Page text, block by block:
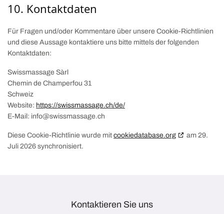
10. Kontaktdaten
Für Fragen und/oder Kommentare über unsere Cookie-Richtlinien
und diese Aussage kontaktiere uns bitte mittels der folgenden
Kontaktdaten:
Swissmassage Sàrl
Chemin de Champerfou 31
Schweiz
Website: https://swissmassage.ch/de/
E-Mail: info@swissmassage.ch
Diese Cookie-Richtlinie wurde mitcookiedatabase.org
am 29.
Juli 2026 synchronisiert.
Kontaktieren Sie uns